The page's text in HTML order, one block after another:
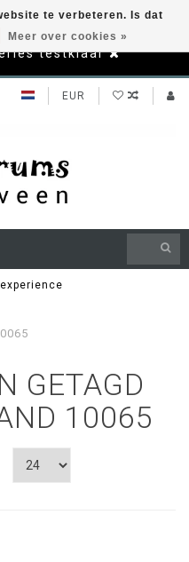
testklaar
EUR
GETAGD
10065
te verbeteren. Is dat
Meer over cookies »